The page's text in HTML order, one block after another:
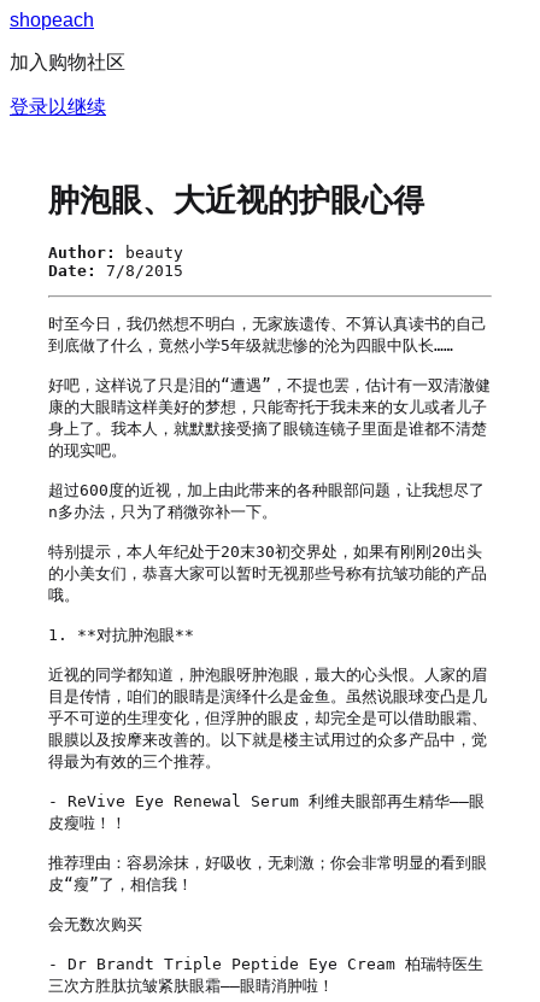
shopeach
加入购物社区
登录以继续
肿泡眼、大近视的护眼心得
Author:
beauty
Date:
7/8/2015
时至今日，我仍然想不明白，无家族遗传、不算认真读书的自己
到底做了什么，竟然小学5年级就悲惨的沦为四眼中队长……
好吧，这样说了只是泪的“遭遇”，不提也罢，估计有一双清澈健
康的大眼睛这样美好的梦想，只能寄托于我未来的女儿或者儿子
身上了。我本人，就默默接受摘了眼镜连镜子里面是谁都不清楚
的现实吧。
超过600度的近视，加上由此带来的各种眼部问题，让我想尽了
n多办法，只为了稍微弥补一下。
特别提示，本人年纪处于20末30初交界处，如果有刚刚20出头
的小美女们，恭喜大家可以暂时无视那些号称有抗皱功能的产品
哦。
1. **对抗肿泡眼**
近视的同学都知道，肿泡眼呀肿泡眼，最大的心头恨。人家的眉
目是传情，咱们的眼睛是演绎什么是金鱼。虽然说眼球变凸是几
乎不可逆的生理变化，但浮肿的眼皮，却完全是可以借助眼霜、
眼膜以及按摩来改善的。以下就是楼主试用过的众多产品中，觉
得最为有效的三个推荐。
- ReVive Eye Renewal Serum 利维夫眼部再生精华——眼
皮瘦啦！！
推荐理由：容易涂抹，好吸收，无刺激；你会非常明显的看到眼
皮“瘦”了，相信我！
会无数次购买
- Dr Brandt Triple Peptide Eye Cream 柏瑞特医生
三次方胜肽抗皱紧肤眼霜——眼睛消肿啦！